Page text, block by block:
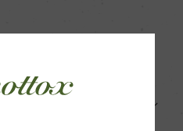
持ちの販売店様とお取引し